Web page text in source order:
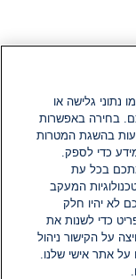
שהם עדין לא
אנטישמיות
..איך ..מדבר
נתוני גלישה או
בחירה באפשרות
בהשגת המטרות
כדי לספק.
בכל עת
המעקב
לא יהיו חלק
כדי לשנות את
על הקישור ניהול
אתר אישי שלנו.